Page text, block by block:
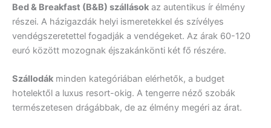
Bed & Breakfast (B&B) szállások az autentikus ír élmény
részei. A házigazdák helyi ismeretekkel és szívélyes
vendégszeretettel fogadják a vendégeket. Az árak 60-120
euró között mozognak éjszakánkönti két fő részére.
Szállodák minden kategóriában elérhetők, a budget
hotelektől a luxus resort-okig. A tengerre néző szobák
természetesen drágábbak, de az élmény megéri az árat.